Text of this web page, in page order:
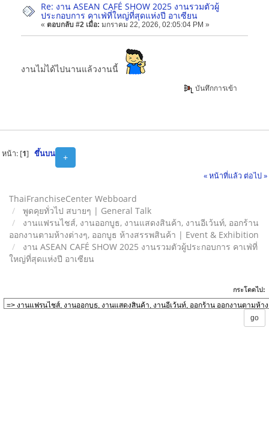
Re: งาน ASEAN CAFÉ SHOW 2025 งานรวมตัวผู้
ประกอบการ คาเฟ่ที่ใหญ่ที่สุดแห่งปี อาเซียน
« ตอบกลับ #2 เมื่อ: มกราคม 22, 2026, 02:05:04 PM »
งานไม่่ได้ไปนานแล้วงานนี้
บันทึกการเข้า
+
หน้า: [1] ขึ้นบน
« หน้าที่แล้ว ต่อไป »
ThaiFranchiseCenter Webboard
พูดคุยทั่วไป สบายๆ | General Talk
งานแฟรนไชส์, งานออกบูธ, งานแสดงสินค้า, งานอีเว้นท์, ออกร้าน
ออกงานตามห้างต่างๆ, ออกบูธ ห้างสรรพสินค้า | Event & Exhibition
งาน ASEAN CAFÉ SHOW 2025 งานรวมตัวผู้ประกอบการ คาเฟ่ที่
ใหญ่ที่สุดแห่งปี อาเซียน
กระโดดไป: